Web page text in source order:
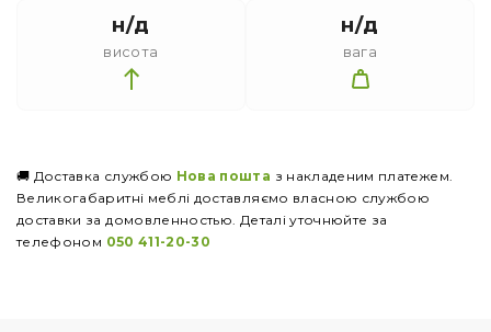
н/д
висота
н/д
вага
🚚 Доставка службою Нова пошта з накладеним платежем.
Великогабаритні меблі доставляємо власною службою
доставки за домовленностью. Деталі уточнюйте за
телефоном 050 411-20-30